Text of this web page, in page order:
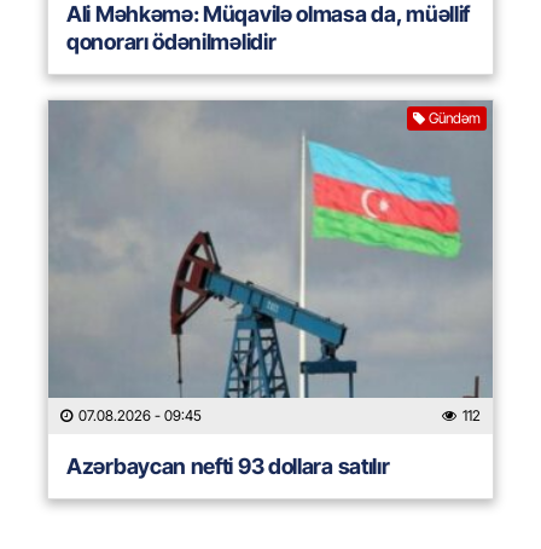
Ali Məhkəmə: Müqavilə olmasa da, müəllif
qonorarı ödənilməlidir
Gündəm
07.08.2026 - 09:45 112
Azərbaycan nefti 93 dollara satılır